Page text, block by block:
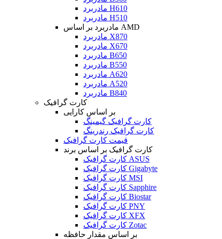
مادربرد H610
مادربرد H510
مادربرد بر اساس AMD
مادربرد X870
مادربرد X670
مادربرد B650
مادربرد B550
مادربرد A620
مادربرد A520
مادربرد B840
کارت گرافیک
بر اساس کارایی
کارت گرافیک گیمینگ
کارت گرافیک رندرینگ
قیمت کارت گرافیک
کارت گرافیک بر اساس برند
کارت گرافیک ASUS
کارت گرافیک Gigabyte
کارت گرافیک MSI
کارت گرافیک Sapphire
کارت گرافیک Biostar
کارت گرافیک PNY
کارت گرافیک XFX
کارت گرافیک Zotac
بر اساس مقدار حافظه